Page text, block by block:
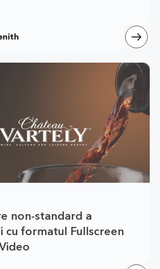
non-standard a
cu formatul Fullscreen